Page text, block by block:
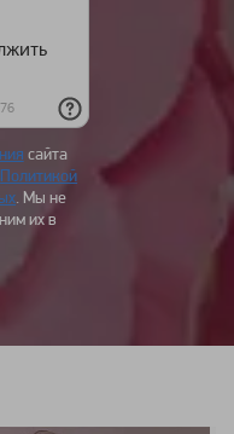
сайта
Политикой
. Мы не
их в